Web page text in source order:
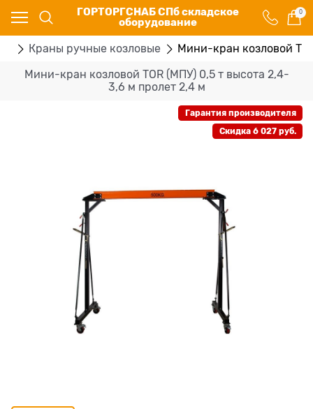
ГОРТОРГСНАБ СПб складское
оборудование
0
Краны ручные козловые Мини-кран козловой
Мини-кран козловой TOR (МПУ) 0,5 т высота 2,4-
3,6 м пролет 2,4 м
Гарантия производителя
Скидка 6 027 руб.